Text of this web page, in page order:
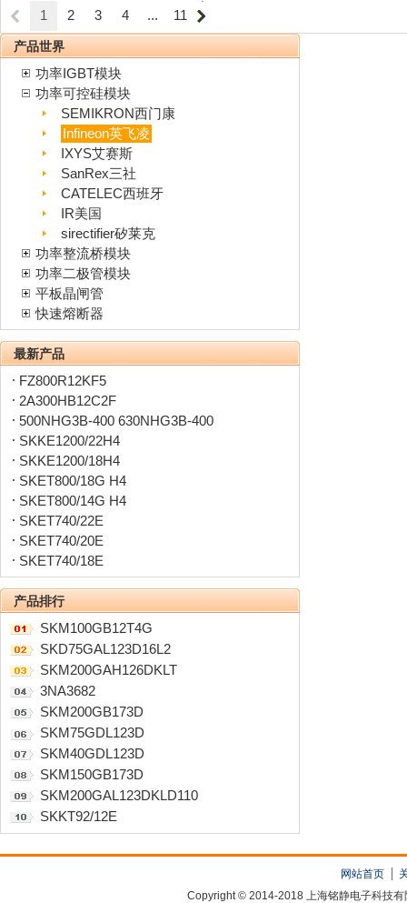
1 2 3 4 ... 11
产品世界
功率IGBT模块
功率可控硅模块
SEMIKRON西门康
Infineon英飞凌
IXYS艾赛斯
SanRex三社
CATELEC西班牙
IR美国
sirectifier矽莱克
功率整流桥模块
功率二极管模块
平板晶闸管
快速熔断器
最新产品
FZ800R12KF5
2A300HB12C2F
500NHG3B-400 630NHG3B-400
SKKE1200/22H4
SKKE1200/18H4
SKET800/18G H4
SKET800/14G H4
SKET740/22E
SKET740/20E
SKET740/18E
产品排行
SKM100GB12T4G
SKD75GAL123D16L2
SKM200GAH126DKLT
3NA3682
SKM200GB173D
SKM75GDL123D
SKM40GDL123D
SKM150GB173D
SKM200GAL123DKLD110
SKKT92/12E
网站首页
Copyright © 2014-2018 上海铭静电子科技